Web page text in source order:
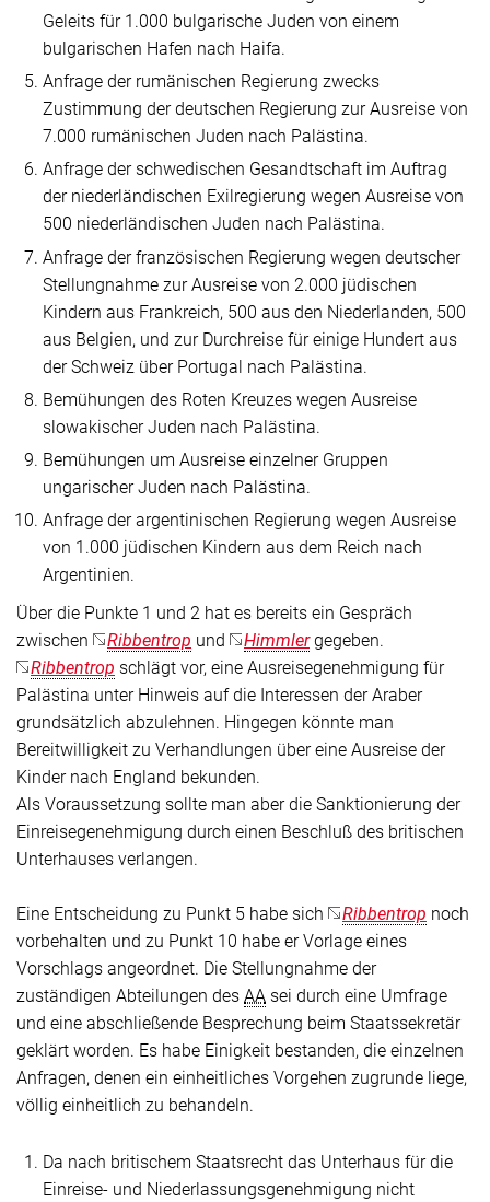
Geleits für 1.000 bulgarische Juden von einem
bulgarischen Hafen nach Haifa.
Anfrage der rumänischen Regierung zwecks
Zustimmung der deutschen Regierung zur Ausreise von
7.000 rumänischen Juden nach Palästina.
Anfrage der schwedischen Gesandtschaft im Auftrag
der niederländischen Exilregierung wegen Ausreise von
500 niederländischen Juden nach Palästina.
Anfrage der französischen Regierung wegen deutscher
Stellungnahme zur Ausreise von 2.000 jüdischen
Kindern aus Frankreich, 500 aus den Niederlanden, 500
aus Belgien, und zur Durchreise für einige Hundert aus
der Schweiz über Portugal nach Palästina.
Bemühungen des Roten Kreuzes wegen Ausreise
slowakischer Juden nach Palästina.
Bemühungen um Ausreise einzelner Gruppen
ungarischer Juden nach Palästina.
Anfrage der argentinischen Regierung wegen Ausreise
von 1.000 jüdischen Kindern aus dem Reich nach
Argentinien.
Über die Punkte 1 und 2 hat es bereits ein Gespräch
zwischen
Ribbentrop und Himmlergegeben.
Ribbentrop schlägt vor, eine Ausreisegenehmigung für
Palästina unter Hinweis auf die Interessen der Araber
grundsätzlich abzulehnen. Hingegen könnte man
Bereitwilligkeit zu Verhandlungen über eine Ausreise der
Kinder nach England bekunden.
Als Voraussetzung sollte man aber die Sanktionierung der
Einreisegenehmigung durch einen Beschluß des britischen
Unterhauses verlangen.
Eine Entscheidung zu Punkt 5 habe sich Ribbentrop noch
vorbehalten und zu Punkt 10 habe er Vorlage eines
Vorschlags angeordnet. Die Stellungnahme der
zuständigen Abteilungen desAA sei durch eine Umfrage
und eine abschließende Besprechung beim Staatssekretär
geklärt worden. Es habe Einigkeit bestanden, die einzelnen
Anfragen, denen ein einheitliches Vorgehen zugrunde liege,
völlig einheitlich zu behandeln.
Da nach britischem Staatsrecht das Unterhaus für die
Einreise- und Niederlassungsgenehmigung nicht